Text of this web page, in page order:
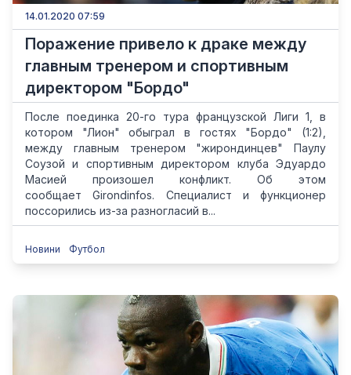
14.01.2020 07:59
Поражение привело к драке между
главным тренером и спортивным
директором "Бордо"
После поединка 20-го тура французской Лиги 1, в
котором "Лион" обыграл в гостях "Бордо" (1:2),
между главным тренером "жирондинцев" Паулу
Соузой и спортивным директором клуба Эдуардо
Масией произошел конфликт. Об этом
сообщает Girondinfos. Специалист и функционер
поссорились из-за разногласий в...
Новини Футбол